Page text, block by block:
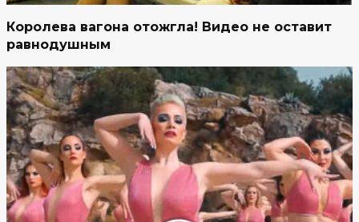
Королева вагона отожгла! Видео не оставит
равнодушным